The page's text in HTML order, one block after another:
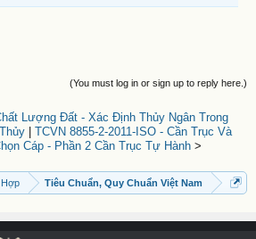
(You must log in or sign up to reply here.)
Lượng Đất - Xác Định Thủy Ngân Trong
| TCVN 8855-2-2011-ISO - Cần Trục Và
Cáp - Phần 2 Cần Trục Tự Hành>
Tiêu Chuẩn, Quy Chuẩn Việt Nam